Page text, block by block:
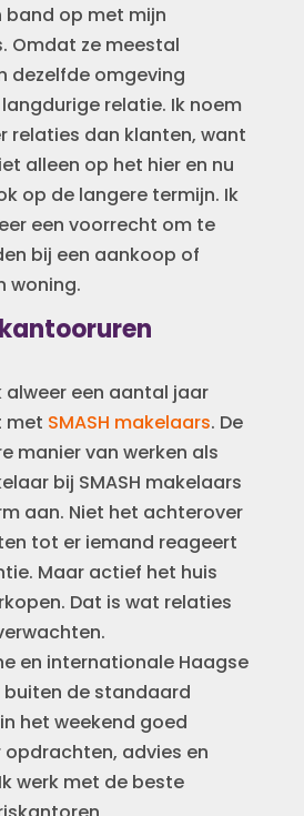
band op met mijn
Omdat ze meestal
dezelfde omgeving
relatie. Ik noem
relaties dan klanten, want
alleen op het hier en nu
op de langere termijn. Ik
een voorrecht om te
bij een aankoop of
woning.
alweer een aantal jaar
met SMASH makelaars. De
manier van werken als
bij SMASH makelaars
aan. Niet het achterover
tot er iemand reageert
Maar actief het huis
Dat is wat relaties
en internationale Haagse
buiten de standaard
het weekend goed
advies en
werk met de beste